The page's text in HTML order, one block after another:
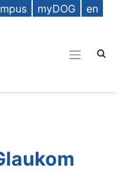
myDOG en